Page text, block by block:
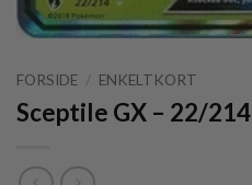
FORSIDE / ENKELTKORT
Sceptile GX – 22/214